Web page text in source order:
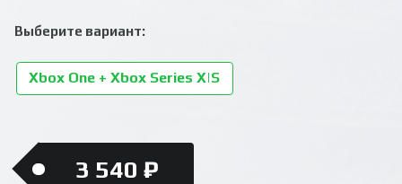
Выберите вариант:
Xbox One + Xbox Series X|S
3 540 ₽